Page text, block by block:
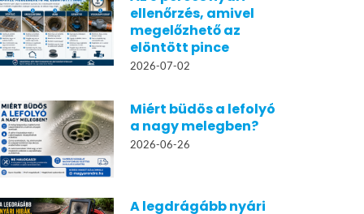
ellenőrzés, amivel
megelőzhető az
elöntött pince
2026-07-02
Miért büdös a lefolyó
a nagy melegben?
2026-06-26
A legdrágább nyári